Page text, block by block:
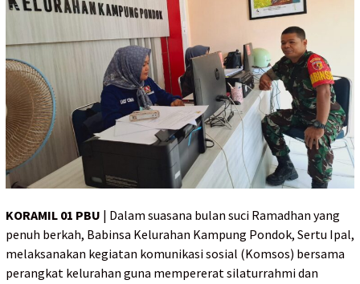
KORAMIL 01 PBU | Dalam suasana bulan suci Ramadhan yang
penuh berkah, Babinsa Kelurahan Kampung Pondok, Sertu Ipal,
melaksanakan kegiatan komunikasi sosial (Komsos) bersama
perangkat kelurahan guna mempererat silaturrahmi dan